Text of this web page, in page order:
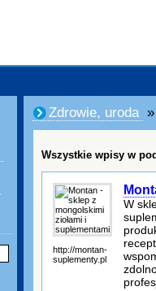
Zdrowie, uroda
Wszystkie wpisy w
http://montan-
suplementy.pl
W